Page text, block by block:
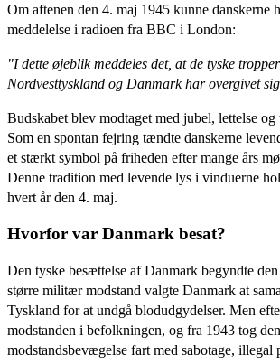
Om aftenen den 4. maj 1945 kunne danskerne
meddelelse i radioen fra BBC i London:
"I dette øjeblik meddeles det, at de tyske
Nordvesttyskland og Danmark har overgivet
Budskabet blev modtaget med jubel, lettelse og
Som en spontan fejring tændte danskerne
et stærkt symbol på friheden efter mange års
Denne tradition med levende lys i vinduerne
hvert år den 4. maj.
Hvorfor var Danmark besat?
Den tyske besættelse af Danmark begyndte
større militær modstand valgte Danmark at
Tyskland for at undgå blodudgydelser. Men
modstanden i befolkningen, og fra 1943 tog
modstandsbevægelse fart med sabotage, illegal